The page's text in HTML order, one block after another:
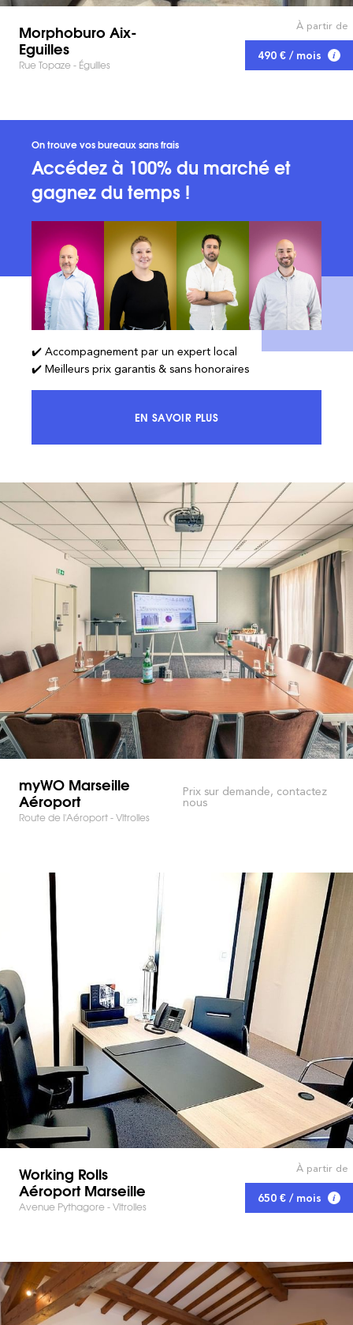
Morphoburo Aix-
Eguilles
Rue Topaze - Éguilles
À partir de
490 € / mois
On trouve vos bureaux sans frais
Accédez à 100% du marché et
gagnez du temps !
✔️ Accompagnement par un expert local
✔️ Meilleurs prix garantis & sans honoraires
EN SAVOIR PLUSACCÉDEZ À 100% DU MARCHÉ ET
myWO Marseille
Aéroport
Route de l'Aéroport - Vitrolles
Prix sur demande, contactez
nous
Working Rolls
Aéroport Marseille
Avenue Pythagore - Vitrolles
À partir de
650 € / mois